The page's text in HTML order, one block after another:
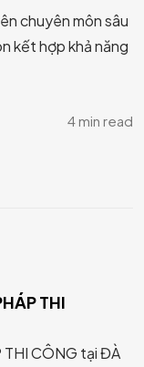
chuyên môn sâu
kết hợp khả năng
4 min read
THI
THI CÔNG tại ĐÀ